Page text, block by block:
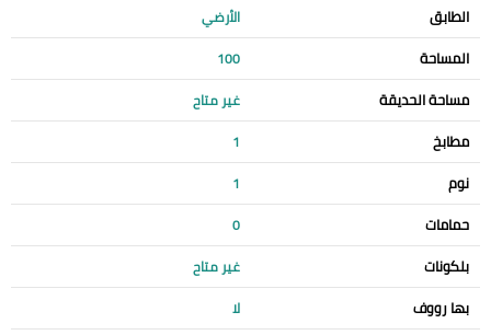
الطابق
الأرضي
المساحة 100
مساحة الحديقة غير متاح
مطابخ 1
نوم 1
حمامات 0
بلكونات غير متاح
بها رووف لا